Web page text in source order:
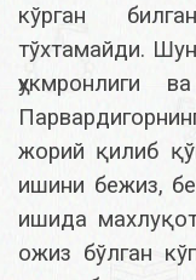
кўрган
тўхтамайди.
ҳукмронлиги
жорий қилиб
ишини бежиз,
ишида
ожиз бўлган